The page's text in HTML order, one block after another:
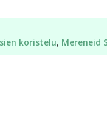
koristelu, Mereneid